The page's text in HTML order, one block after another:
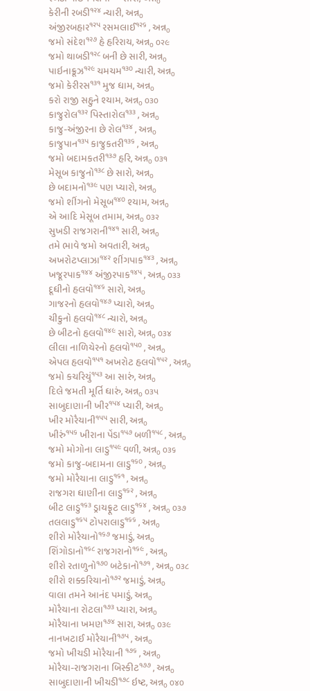
કેરીની રબડી૧૨૪ ન્યારી, અન્ન૦
અંજીરબહાર૧૨૫ રસમલાઈ૧૨૬ , અન્ન૦
જમોસંદેશ૧૨૭ હે હરિરાય, અન્ન૦ ૦૨૯
જમો થાબડી૧૨૮ બની છે સારી, અન્ન૦
પાઇનાક્રૂઝ૧૨૯ ચમચમ૧૩૦ ન્યારી, અન્ન૦
જમો કેરીરસ૧૩૧ મુજ ધામ, અન્ન૦
કરો રાજી સહુને શ્યામ, અન્ન૦ ૦૩૦
કાજુરોલ૧૩૨ પિસ્તારોલ૧૩૩ , અન્ન૦
કાજુ-અંજીરના છે રોલ૧૩૪ , અન્ન૦
કાજુપાન૧૩૫ કાજુકતરી૧૩૬ , અન્ન૦
જમો બદામકતરી૧૩૭ હરિ, અન્ન૦ ૦૩૧
મેસૂબ કાજુનો૧૩૮ છે સારો, અન્ન૦
છેબદામનો૧૩૯ પણ પ્યારો, અન્ન૦
જમો શીંગનો મેસૂબ૧૪૦ શ્યામ, અન્ન૦
એ આદિ મેસૂબ તમામ, અન્ન૦ ૦૩૨
સુખડી રાજગરાની૧૪૧ સારી, અન્ન૦
તમે ભાવે જમો અવતારી, અન્ન૦
અખરોટપ્લાઝા૧૪૨ શીંગપાક૧૪૩ , અન્ન૦
ખજૂરપાક૧૪૪ અંજીરપાક૧૪૫ , અન્ન૦ ૦૩૩
દૂધીનો હલવો૧૪૬ સારો, અન્ન૦
ગાજરનો હલવો૧૪૭ પ્યારો, અન્ન૦
ચીકુનો હલવો૧૪૮ ન્યારો, અન્ન૦
છેબીટનો હલવો૧૪૯ સારો, અન્ન૦ ૦૩૪
લીલા નાળિયેરનો હલવો૧૫૦ , અન્ન૦
એપલ હલવો૧૫૧ અખરોટ હલવો૧૫૨ , અન્ન૦
જમો કચરિયું૧૫૩ આ સારું, અન્ન૦
દિલે જમતી મૂર્તિ ધારું, અન્ન૦ ૦૩૫
સાબુદાણાની ખીર૧૫૪ પ્યારી, અન્ન૦
ખીર મોરૈયાની૧૫૫ સારી, અન્ન૦
ખીરું૧૫૬ ખીરાના પેંડા૧૫૭ બળી૧૫૮ , અન્ન૦
જમોમોગોના લાડુ૧૫૯ વળી, અન્ન૦ ૦૩૬
જમો કાજુ-બદામના લાડુ૧૬૦ , અન્ન૦
જમોમોરૈયાના લાડુ૧૬૧ , અન્ન૦
રાજગરા ધાણીના લાડુ૧૬૨ , અન્ન૦
બીટ લાડુ૧૬૩ ડ્રાયફ્રૂટ લાડુ૧૬૪ , અન્ન૦ ૦૩૭
તલલાડુ૧૬૫ ટોપરાલાડુ૧૬૬ , અન્ન૦
શીરો મોરૈયાનો૧૬૭ જમાડું, અન્ન૦
શિંગોડાનો૧૬૮ રાજગરાનો૧૬૯ , અન્ન૦
શીરો રતાળુનો૧૭૦ બટેકાનો૧૭૧ , અન્ન૦ ૦૩૮
શીરો શક્કરિયાનો૧૭૨ જમાડું, અન્ન૦
વાલા તમને આનંદ પમાડું, અન્ન૦
મોરૈયાના રોટલા૧૭૩ પ્યારા, અન્ન૦
મોરૈયાના ખમણ૧૭૪ સારા, અન્ન૦ ૦૩૯
નાનખટાઈ મોરૈયાની૧૭૫ , અન્ન૦
જમોખીચડી મોરૈયાની ૧૭૬ , અન્ન૦
મોરૈયા-રાજગરાના બિસ્કીટ૧૭૭ , અન્ન૦
સાબુદાણાની ખીચડી૧૭૮ ઇષ્ટ, અન્ન૦ ૦૪૦